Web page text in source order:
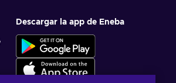
Descargar la app de Eneba